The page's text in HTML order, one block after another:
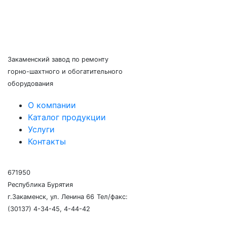
Закаменский завод по ремонту
горно-шахтного и обогатительного
оборудования
О компании
Каталог продукции
Услуги
Контакты
671950
Республика Бурятия
г.Закаменск, ул. Ленина 66 Тел/факс:
(30137) 4-34-45, 4-44-42